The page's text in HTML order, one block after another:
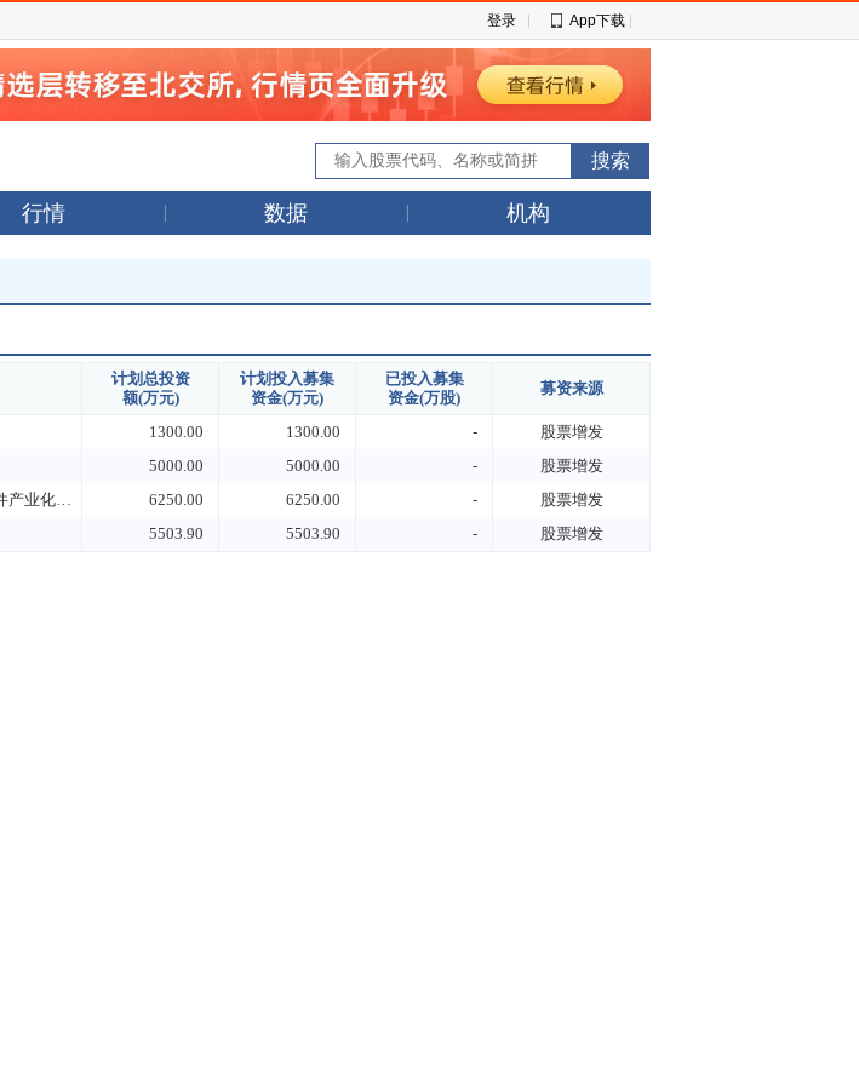
登录 App下载
行情 数据 机构
计划总投资
额(万元)
计划投入募集
资金(万元)
已投入募集
资金(万股)
募资来源
1300.00 1300.00 -
股票增发
5000.00 5000.00 -
股票增发
新能源装备轻量化关键零部件产业化及中试验证基地二期建设项目建设
6250.00 6250.00 -
股票增发
5503.90 5503.90 - 股票增发